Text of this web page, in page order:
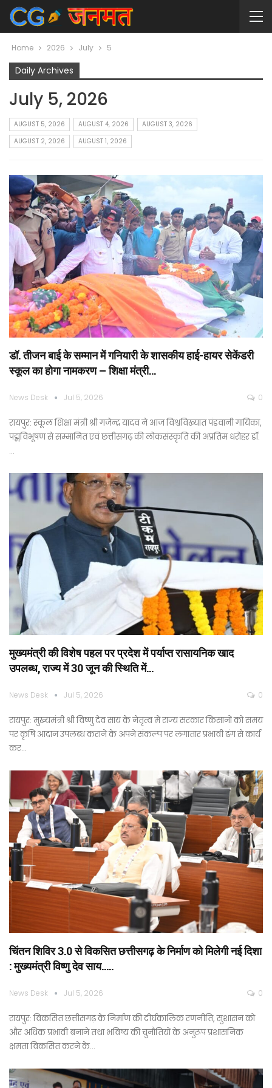
Home 2026 July 5
Daily Archives
July 5, 2026
AUGUST 5, 2026 AUGUST 4, 2026
AUGUST 3, 2026
AUGUST 2, 2026
AUGUST 1, 2026
डॉ. तीजन बाई के सम्मान में गनियारी के शासकीय हाई-हायर सेकेंडरी
स्कूल का होगा नामकरण – शिक्षा मंत्री…
News Desk Jul 5, 2026 0
रायपुर: स्कूल शिक्षा मंत्री श्री गजेन्द्र यादव ने आज विश्वविख्यात पंडवानी गायिका,
पद्मविभूषण से सम्मानित एवं छत्तीसगढ़ की लोकसंस्कृति की अप्रतिम धरोहर डॉ.
…
मुख्यमंत्री की विशेष पहल पर प्रदेश में पर्याप्त रासायनिक खाद
उपलब्ध, राज्य में 30 जून की स्थिति में…
News Desk Jul 5, 2026 0
रायपुर: मुख्यमंत्री श्री विष्णु देव साय के नेतृत्व में राज्य सरकार किसानों को समय
पर कृषि आदान उपलब्ध कराने के अपने संकल्प पर लगातार प्रभावी ढंग से कार्य
कर…
चिंतन शिविर 3.0 से विकसित छत्तीसगढ़ के निर्माण को मिलेगी नई दिशा
: मुख्यमंत्री विष्णु देव साय…..
News Desk Jul 5, 2026 0
रायपुर: विकसित छत्तीसगढ़ के निर्माण की दीर्घकालिक रणनीति, सुशासन को
और अधिक प्रभावी बनाने तथा भविष्य की चुनौतियों के अनुरूप प्रशासनिक
क्षमता विकसित करने के…